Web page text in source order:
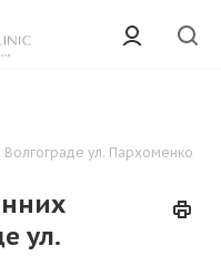
ул. Пархоменко
ул.